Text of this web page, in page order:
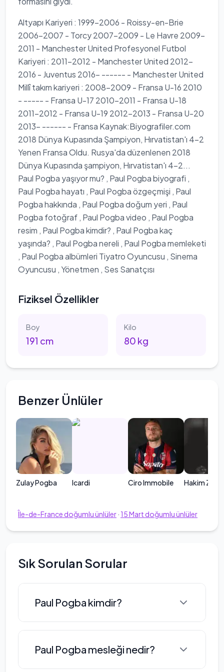
Altyapı Kariyeri : 1999-2006 - Roissy-en-Brie
2006-2007 - Torcy 2007-2009 - Le Havre 2009-
2011 - Manchester United Profesyonel Futbol
Kariyeri : 2011-2012 - Manchester United 2012-
2016 - Juventus 2016- ------ - Manchester United
Millî takım kariyeri : 2008-2009 - Fransa U-16 2010
- ----- - Fransa U-17 2010-2011 - Fransa U-18
2011-2012 - Fransa U-19 2012-2013 - Fransa U-20
2013- ------ - Fransa Kaynak:Biyografiler.com
2018 Dünya Kupasında Şampiyon, Hırvatistan'ı 4-2
Yenen Fransa Oldu. Rusya'da düzenlenen 2018
Dünya Kupasında şampiyon, Hırvatistan'ı 4-2...
Paul Pogba yaşıyor mu? , Paul Pogba biyografi ,
Paul Pogba hayatı , Paul Pogba özgeçmişi , Paul
Pogba hakkında , Paul Pogba doğum yeri , Paul
Pogba fotoğraf , Paul Pogba video , Paul Pogba
resim , Paul Pogba kimdir? , Paul Pogba kaç
yaşında? , Paul Pogba nereli , Paul Pogba memleketi
, Paul Pogba albümleri Tiyatro Oyuncusu , Sinema
Oyuncusu , Yönetmen , Ses Sanatçısı
Fiziksel Özellikler
Boy
191 cm
Kilo
80 kg
Benzer Ünlüler
Zulay Pogba Icardi Ciro Immobile Hakim
Île-de-France doğumlu ünlüler· 15Mart doğumlu ünlüler
Sık Sorulan Sorular
Paul Pogba kimdir?
Pogba kaç yaşında : 32 Doğum Yeri:
Paul Pogba mesleği nedir?